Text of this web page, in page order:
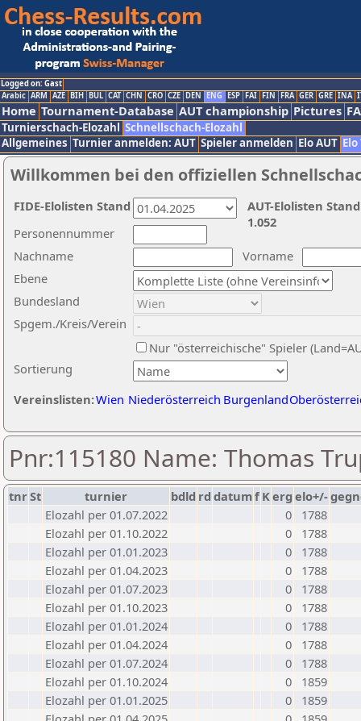
Logged on: Gast
Arabic ARM AZE BIH BUL CAT CHN CRO CZE DEN ENG ESP FAI FIN FRA GER GRE INA
Home Tournament-Database AUT championship Pictures
Turnierschach-Elozahl Schnellschach-Elozahl
Allgemeines Turnier anmelden: AUT Spieler anmelden Elo AUT
Willkommen bei den offiziellen
Nachname
Vorname
Ebene
Sortierung
Personennummer
Bundesland
Spgem./Kreis/Verein
Nur "österreichische" Spieler
Vereinslisten:Wien Niederösterreich Burgenland
AUT-Elolisten
1.052
FIDE-Elolisten Stand
Pnr:115180 Name: Thomas
tnrSt turnier bdld rd datumf Kerg elo+/-
Elozahl per 01.07.2022
0
1788
Elozahl per 01.10.2022
0
1788
Elozahl per 01.01.2023
0
1788
Elozahl per 01.04.2023
0
1788
Elozahl per 01.07.2023
0
1788
Elozahl per 01.10.2023
0
1788
Elozahl per 01.01.2024
0
1788
Elozahl per 01.04.2024
0
1788
Elozahl per 01.07.2024
0
1788
Elozahl per 01.10.2024
0
1859
Elozahl per 01.01.2025
0
1859